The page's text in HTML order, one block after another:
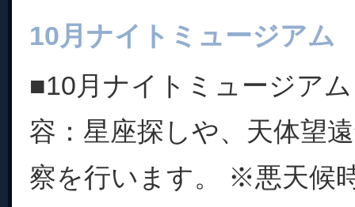
10月ナイトミュージアム
■10月ナイトミュージア
容：星座探しや、天体望
察を行います。 ※悪天候